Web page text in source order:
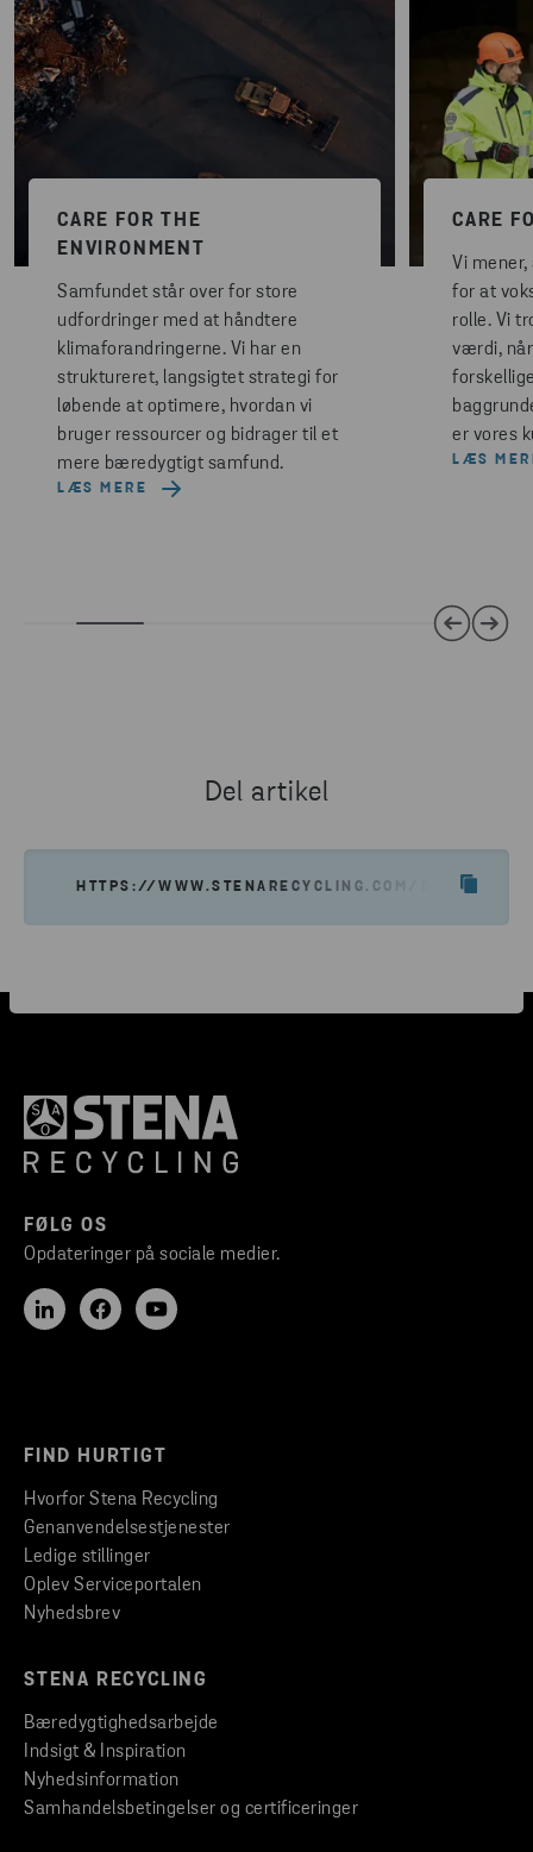
CARE FOR THE
ENVIRONMENT
Samfundet står over for store
udfordringer med at håndtere
klimaforandringerne. Vi har en
struktureret, langsigtet strategi for
løbende at optimere, hvordan vi
bruger ressourcer og bidrager til et
mere bæredygtigt samfund.
LÆS MERE
CARE
Vi
for at
rolle. Vi
værdi,
er vores
LÆS
Del artikel
HTTPS://WWW.STENARECYCLING.COM/DA/OM-OS/
FØLG OS
Opdateringer på sociale medier.
FIND HURTIGT
Hvorfor Stena Recycling
Genanvendelsestjenester
Ledige stillinger
Oplev Serviceportalen
Nyhedsbrev
STENA RECYCLING
Bæredygtighedsarbejde
Indsigt & Inspiration
Nyhedsinformation
Samhandelsbetingelser og certificeringer